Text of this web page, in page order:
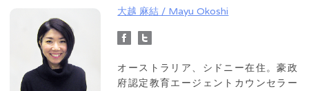
大越 麻結 / Mayu Okoshi
オーストラリア、シドニー在住。豪政
府認定教育エージェントカウンセラー